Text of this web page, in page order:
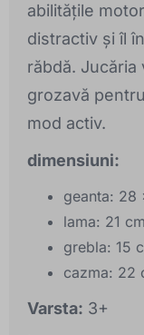
abilitățile
distractiv și îl
răbdă. Jucăria
grozavă
mod activ.
dimensiuni:
geanta: 28
lama: 21 cm
grebla: 15
cazma: 22
Varsta: 3+